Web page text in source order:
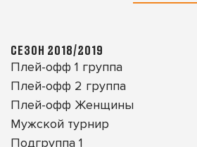
СЕЗОН 2018/2019
Плей-офф 1 группа
Плей-офф 2 группа
Плей-офф Женщины
Мужской турнир
Подгруппа 1